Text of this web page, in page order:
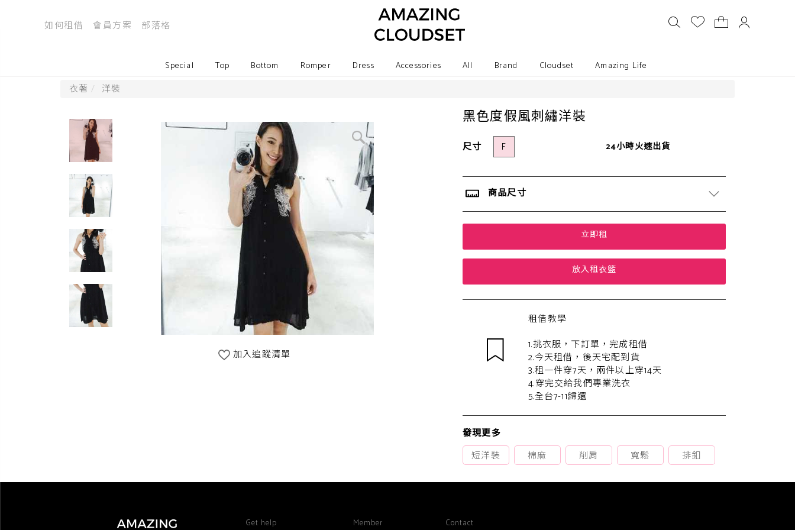
如何租借 會員方案 部落格
Special Top Bottom Romper Dress Accessories All Brand Cloudset Amazing Life
衣著 洋裝
加入追蹤清單
黑色度假風刺繡洋裝
尺寸 F 24小時火速出貨
商品尺寸
立即租
放入租衣籃
租借教學
1.挑衣服，下訂單，完成租借
2.今天租借，後天宅配到貨
3.租一件穿7天，兩件以上穿14天
4.穿完交給我們專業洗衣
5.全台7-11歸還
發現更多
短洋裝
棉麻 削肩 寬鬆 排釦
Get help Member Contact